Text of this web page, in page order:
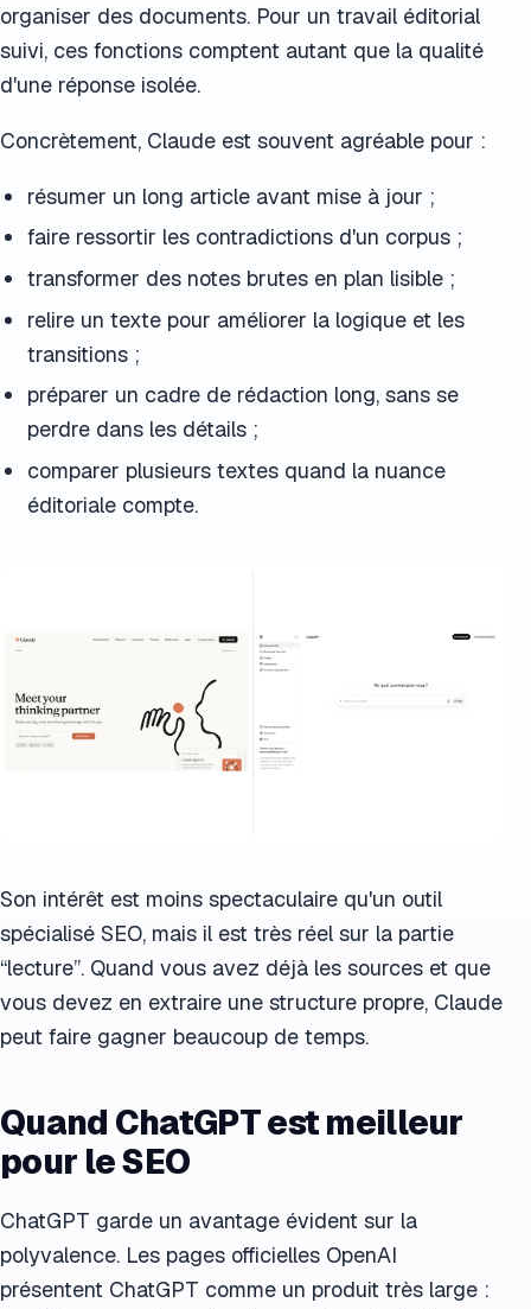
organiser des documents. Pour un travail éditorial
suivi, ces fonctions comptent autant que la qualité
d'une réponse isolée.
Concrètement, Claude est souvent agréable pour :
résumer un long article avant mise à jour ;
faire ressortir les contradictions d'un corpus ;
transformer des notes brutes en plan lisible ;
relire un texte pour améliorer la logique et les
transitions ;
préparer un cadre de rédaction long, sans se
perdre dans les détails ;
comparer plusieurs textes quand la nuance
éditoriale compte.
Son intérêt est moins spectaculaire qu'un outil
spécialisé SEO, mais il est très réel sur la partie
“lecture”. Quand vous avez déjà les sources et que
vous devez en extraire une structure propre, Claude
peut faire gagner beaucoup de temps.
Quand ChatGPT est meilleur
pour le SEO
ChatGPT garde un avantage évident sur la
polyvalence. Les pages officielles OpenAI
présentent ChatGPT comme un produit très large :